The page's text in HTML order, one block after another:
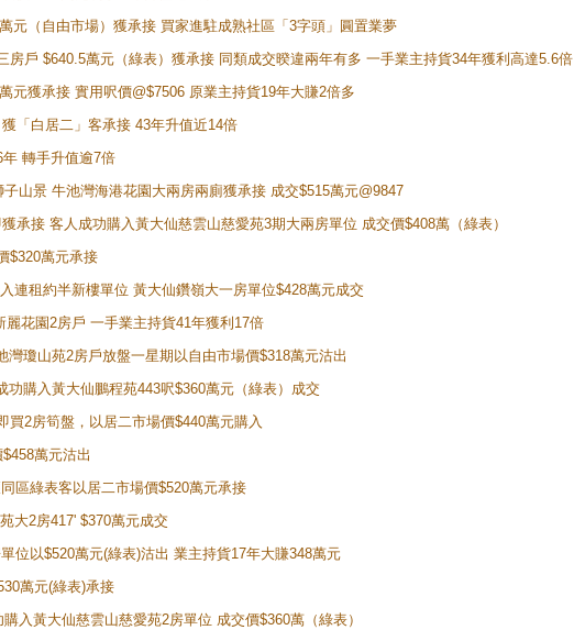
元（自由市場）獲承接 買家進駐成熟社區「3字頭」圓置業夢
戶 $640.5萬元（綠表）獲承接 同類成交暌違兩年有多 一手業主持貨34年獲利高達5.6倍
元獲承接 實用呎價@$7506 原業主持貨19年大賺2倍多
「白居二」客承接 43年升值近14倍
轉手升值逾7倍
山景 牛池灣海港花園大兩房兩廁獲承接 成交$515萬元@9847
承接 客人成功購入黃大仙慈雲山慈愛苑3期大兩房單位 成交價$408萬（綠表）
$320萬元承接
連租約半新樓單位 黃大仙鑽嶺大一房單位$428萬元成交
花園2房戶 一手業主持貨41年獲利17倍
瓊山苑2房戶放盤一星期以自由市場價$318萬元沽出
購入黃大仙鵬程苑443呎$360萬元（綠表）成交
買2房筍盤，以居二市場價$440萬元購入
萬元沽出
區綠表客以居二市場價$520萬元承接
大2房417' $370萬元成交
位以$520萬元(綠表)沽出 業主持貨17年大賺348萬元
萬元(綠表)承接
入黃大仙慈雲山慈愛苑2房單位 成交價$360萬（綠表）